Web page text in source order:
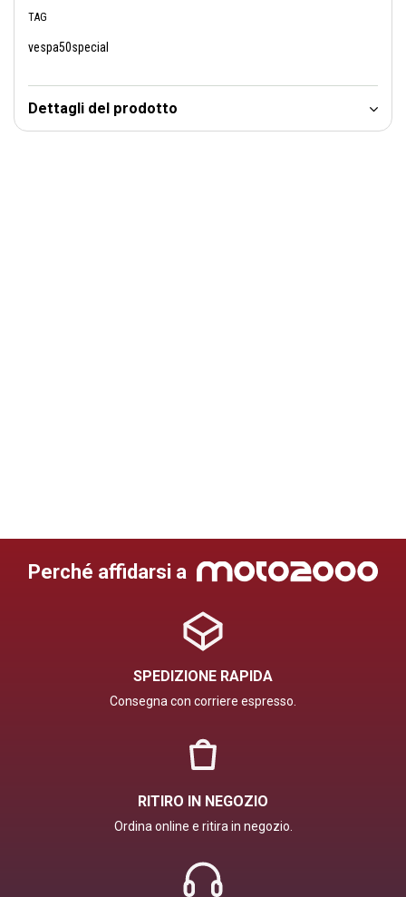
TAG
vespa50special
Dettagli del prodotto
Perché affidarsi a
SPEDIZIONE RAPIDA
Consegna con corriere espresso.
RITIRO IN NEGOZIO
Ordina online e ritira in negozio.